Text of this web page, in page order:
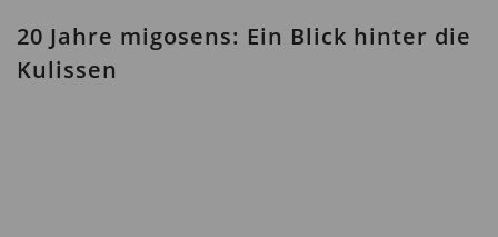
20 Jahre migosens: Ein Blick hinter die
Kulissen